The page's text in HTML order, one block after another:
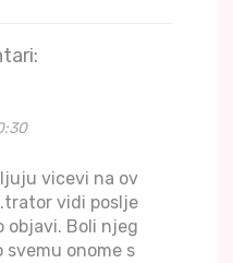
vicevi na ov
vidi poslje
objavi. Boli njeg
svemu onome s